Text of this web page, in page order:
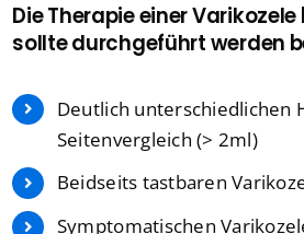
Die Therapie einer
sollte durchgeführt werden
Deutlich unterschiedlichen
Seitenvergleich (> 2ml)
Beidseits tastbaren
Symptomatischen